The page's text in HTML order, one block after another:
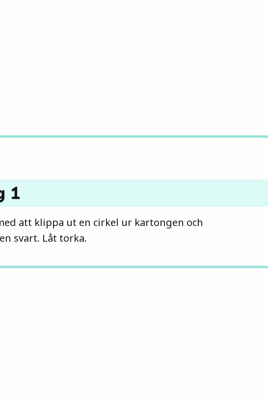
1
att klippa ut en cirkel ur kartongen och
svart. Låt torka.